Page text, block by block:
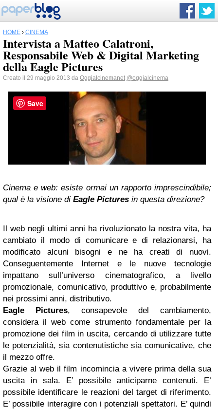
HOME › CINEMA
Intervista a Matteo Calatroni,
Responsabile Web & Digital Marketing
della Eagle Pictures
Creato il 29 maggio 2013 da Oggialcinemanet @oggialcinema
Cinema e web: esiste ormai un rapporto imprescindibile;
qual è la visione di Eagle Pictures in questa direzione?
Il web negli ultimi anni ha rivoluzionato la nostra vita, ha
cambiato il modo di comunicare e di relazionarsi, ha
modificato alcuni bisogni e ne ha creati di nuovi.
Conseguentemente Internet e le nuove tecnologie
impattano sull’universo cinematografico, a livello
promozionale, comunicativo, produttivo e, probabilmente
nei prossimi anni, distributivo.
Eagle Pictures, consapevole del cambiamento,
considera il web come strumento fondamentale per la
promozione dei film in uscita, cercando di utilizzare tutte
le potenzialità, sia contenutistiche sia comunicative, che
il mezzo offre.
Grazie al web il film incomincia a vivere prima della sua
uscita in sala. E’ possibile anticiparne contenuti. E’
possibile identificare le reazioni del target di riferimento.
E’ possibile interagire con i potenziali spettatori. E’ quindi
Save